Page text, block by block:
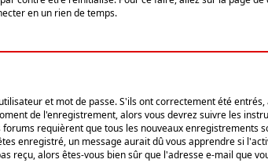
en un rien de temps.
et mot de passe. S'ils ont correctement été entrés,
de l'enregistrement, alors vous devrez suivre les
requièrent que tous les nouveaux enregistrements
enregistré, un message aurait dû vous apprendre si
reçu, alors êtes-vous bien sûr que l'adresse e-mail que